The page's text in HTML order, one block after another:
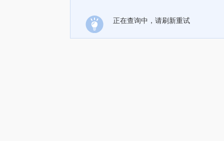
正在查询中，请刷新重试